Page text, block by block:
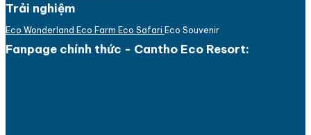
Trải nghiệm
Eco Wonderland Eco Farm Eco Safari Eco Souvenir
Fanpage chính thức - Cantho Eco Resort: